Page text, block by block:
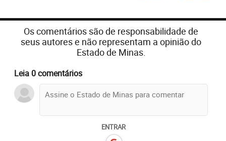
Os comentários são de responsabilidade de
seus autores e não representam a opinião do
Estado de Minas.
Leia 0 comentários
ENTRAR